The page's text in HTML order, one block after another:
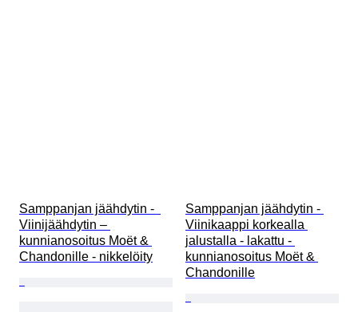
Samppanjan jäähdytin -
Viinijäähdytin –
kunnianosoitus Moët &
Chandonille - nikkelöity
Samppanjan jäähdytin -
Viinikaappi korkealla
jalustalla - lakattu -
kunnianosoitus Moët &
Chandonille